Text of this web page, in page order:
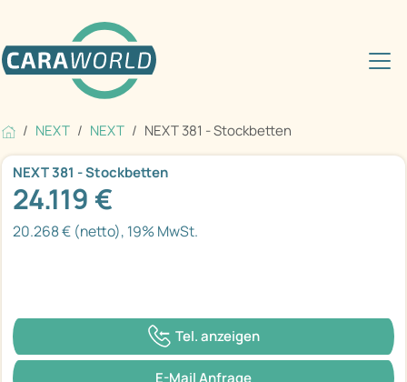
NEXT NEXT NEXT 381 - Stockbetten
NEXT 381 - Stockbetten
24.119 €
20.268 € (netto), 19% MwSt.
Tel. anzeigen
E-Mail Anfrage